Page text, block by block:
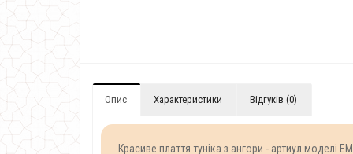
Опис Характеристики Відгуків (0)
Красиве плаття туніка з ангори - артиул моделі